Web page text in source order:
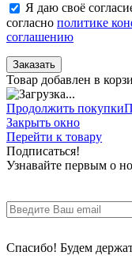
Я даю своё
согласно политике
соглашению
Заказать
Товар добавлен в
Продолжить покупки
Закрыть окно
Перейти к товару
Подписаться!
Узнавайте первым о
Спасибо! Будем